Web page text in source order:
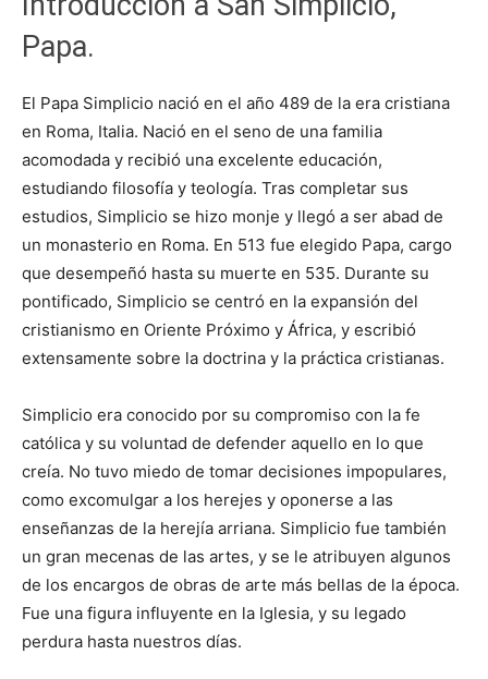
Papa.
El Papa Simplicio nació en el año 489 de la era cristiana
en Roma, Italia. Nació en el seno de una familia
acomodada y recibió una excelente educación,
estudiando filosofía y teología. Tras completar sus
estudios, Simplicio se hizo monje y llegó a ser abad de
un monasterio en Roma. En 513 fue elegido Papa, cargo
que desempeñó hasta su muerte en 535. Durante su
pontificado, Simplicio se centró en la expansión del
cristianismo en Oriente Próximo y África, y escribió
extensamente sobre la doctrina y la práctica cristianas.
Simplicio era conocido por su compromiso con la fe
católica y su voluntad de defender aquello en lo que
creía. No tuvo miedo de tomar decisiones impopulares,
como excomulgar a los herejes y oponerse a las
enseñanzas de la herejía arriana. Simplicio fue también
un gran mecenas de las artes, y se le atribuyen algunos
de los encargos de obras de arte más bellas de la época.
Fue una figura influyente en la Iglesia, y su legado
perdura hasta nuestros días.